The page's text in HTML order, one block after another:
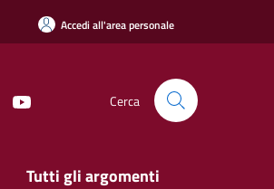
Accedi all'area personale
Cerca
Tutti gli argomenti